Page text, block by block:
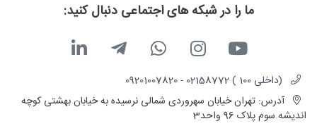
ما را در شبکه های اجتماعی دنبال کنید:
(داخلی 100 ) 02158772 - 09201007820
آدرس: تهران خیابان سهروردی شمالی نرسیده به خیابان بهشتی کوچه
اندیشه سوم پلاک 96 واحد3